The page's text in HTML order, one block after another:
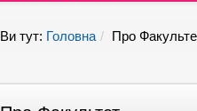
Ви тут: Головна Про